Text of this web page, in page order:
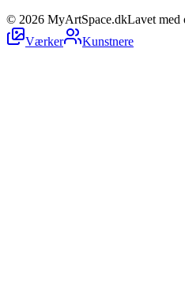
© 2026 MyArtSpace.dkLavet med
Værker
Kunstnere